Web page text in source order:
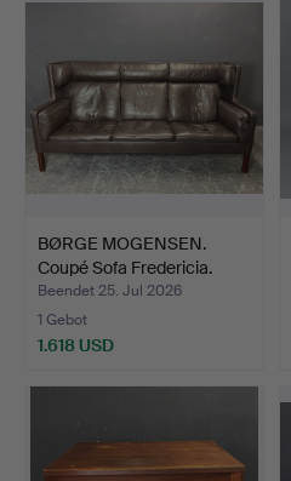
BØRGE MOGENSEN.
Coupé Sofa Fredericia.
Beendet 25. Jul 2026
1 Gebot
1.618 USD